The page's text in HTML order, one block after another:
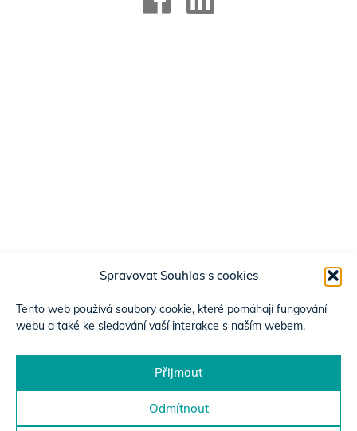
Spravovat Souhlas s cookies
Tento web používá soubory cookie, které pomáhají fungování
webu a také ke sledování vaší interakce s naším webem.
Přijmout
Odmítnout